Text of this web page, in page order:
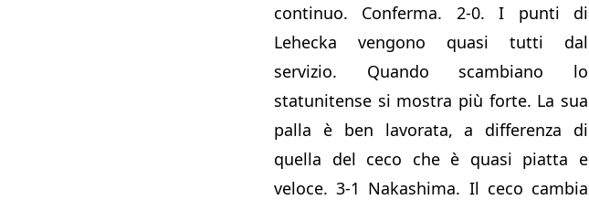
continuo. Conferma. 2-0. I punti di
Lehecka vengono quasi tutti dal
servizio. Quando scambiano lo
statunitense si mostra più forte. La sua
palla è ben lavorata, a differenza di
quella del ceco che è quasi piatta e
veloce. 3-1 Nakashima. Il ceco cambia